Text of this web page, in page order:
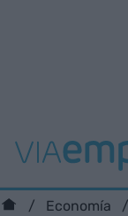
Economía